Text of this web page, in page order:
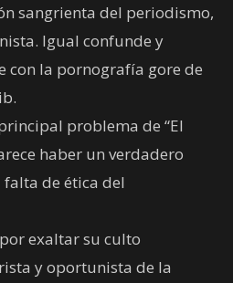
sangrienta del periodismo,
Igual confunde y
con la pornografía gore de
problema de “El
haber un verdadero
de ética del
exaltar su culto
y oportunista de la